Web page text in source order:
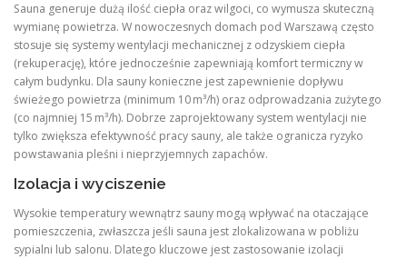
Sauna generuje dużą ilość ciepła oraz wilgoci, co wymusza skuteczną
wymianę powietrza. W nowoczesnych domach pod Warszawą często
stosuje się systemy wentylacji mechanicznej z odzyskiem ciepła
(rekuperację), które jednocześnie zapewniają komfort termiczny w
całym budynku. Dla sauny konieczne jest zapewnienie dopływu
świeżego powietrza (minimum 10 m³/h) oraz odprowadzania zużytego
(co najmniej 15 m³/h). Dobrze zaprojektowany system wentylacji nie
tylko zwiększa efektywność pracy sauny, ale także ogranicza ryzyko
powstawania pleśni i nieprzyjemnych zapachów.
Izolacja i wyciszenie
Wysokie temperatury wewnątrz sauny mogą wpływać na otaczające
pomieszczenia, zwłaszcza jeśli sauna jest zlokalizowana w pobliżu
sypialni lub salonu. Dlatego kluczowe jest zastosowanie izolacji